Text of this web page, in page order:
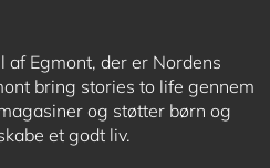
af Egmont, der er Nordens
bring stories to life gennem
og støtter børn og
et godt liv.